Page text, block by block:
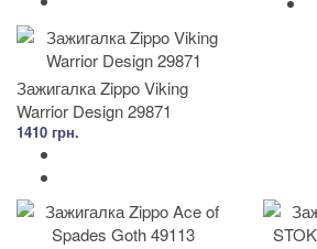
Зажигалка Zippo Viking
Warrior Design 29871
1410 грн.